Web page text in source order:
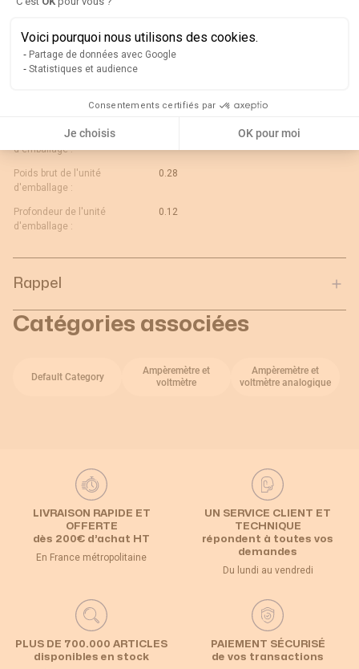
Voici pourquoi nous utilisons des cookies.
Partage de données avec Google
Statistiques et audience
Consentements certifiés par
Je choisis OK pour moi
Unité de contenu : PC
Valeur échelle normale :
Longueur de l'unité
d'emballage :
Poids brut de l'unité
d'emballage :
0.28
Profondeur de l'unité
d'emballage :
0.12
Rappel
Catégories associées
Default Category
Ampèremètre et
voltmètre
Ampèremètre et
voltmètre analogique
LIVRAISON RAPIDE ET
OFFERTE
dès 200€ d’achat HT
En France métropolitaine
UN SERVICE CLIENT ET
TECHNIQUE
répondent à toutes vos
demandes
Du lundi au vendredi
PLUS DE 700.000 ARTICLES
disponibles en stock
PAIEMENT SÉCURISÉ
de vos transactions